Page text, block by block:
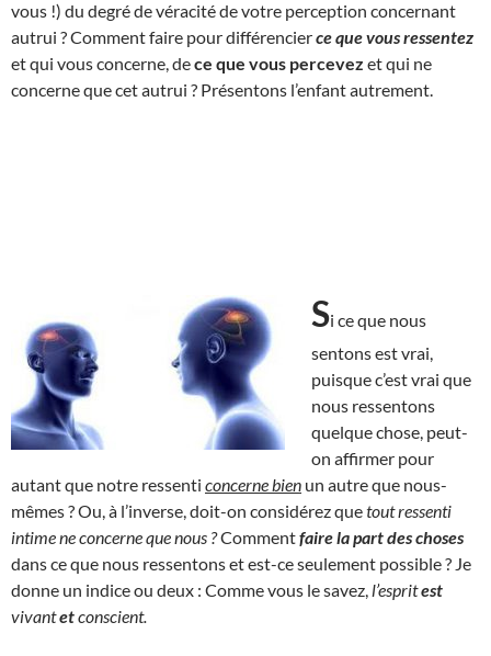
vous !) du degré de véracité de votre perception concernant
autrui ? Comment faire pour différencierce que vous ressentez
et qui vous concerne, dece que vous percevez et qui ne
concerne que cet autrui ? Présentons l’enfant autrement.
Si ce que nous
sentons est vrai,
puisque c’est vrai que
nous ressentons
quelque chose, peut-
on affirmer pour
autant que notre ressenti concerne bien un autre que nous-
mêmes ? Ou, à l’inverse, doit-on considérez quetout ressenti
intime ne concerne que nous ?Commentfaire la part des choses
dans ce que nous ressentons et est-ce seulement possible ? Je
donne un indice ou deux : Comme vous le savez, l’espritest
vivantetconscient.